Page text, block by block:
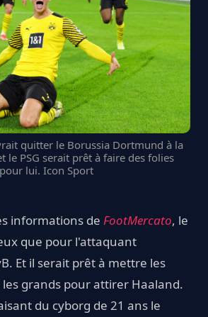
quitter le Borussia Dortmund à la
le PSG serait prêt à faire des folies
pour lui. Icon Sport
informations de FootMercato, le
que pour l'attaquant
Et il serait prêt à mettre les
grands pour attirer Haaland.
du cyborg de 21 ans le